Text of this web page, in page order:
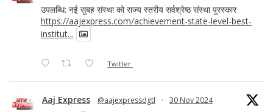
उपलब्धि: नई सुबह संस्था को राज्य स्तरीय सर्वश्रेष्ठ संस्था पुरस्कार
https://aajexpress.com/achievement-state-level-best-
institut...
Twitter
Aaj Express @aajexpressdgtl · 30 Nov 2024